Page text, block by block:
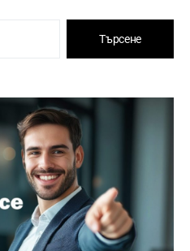
Търсене